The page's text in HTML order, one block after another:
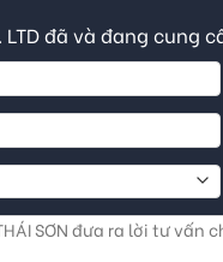
LTD đã và đang